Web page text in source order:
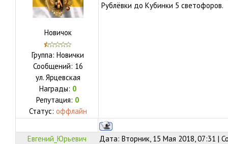
Новичок
Группа: Новички
Сообщений: 16
ул. Ярцевская
Награды: 0
Репутация: 0
Статус: оффлайн
Рублёвки до Кубинки 5 светофоров.
Евгений_Юрьевич Дата: Вторник, 15 Мая 2018, 07:31 |